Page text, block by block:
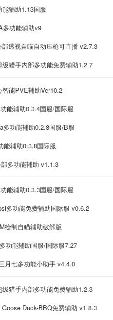
能辅助1.13国服
多功能辅助v9
部透视自瞄自动压枪可直播 v2.7.3
级猎手内部多功能免费辅助1.2.7
智能PVE辅助Ver10.2
能辅助0.3.4国服/国际服
多功能辅助0.2.8国服/B服
能辅助0.3.8国际服
部多功能辅助 v1.1.3
能辅助0.3.3国服/国际服
多功能免费辅助国际服 v0.6.2
绘制自瞄辅助破解版
功能辅助国服/国际服7.27
月七多功能小助手 v4.4.0
级猎手内部多功能免费辅助1.2.3
Duck-BBQ免费辅助 v1.8.3